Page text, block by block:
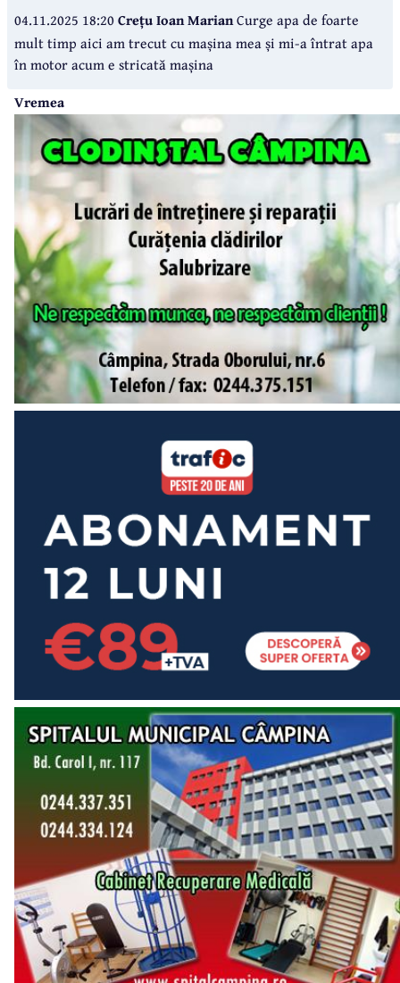
04.11.2025 18:20Crețu Ioan MarianCurge apa de foarte
mult timp aici am trecut cu mașina mea și mi-a întrat apa
în motor acum e stricată mașina
Vremea